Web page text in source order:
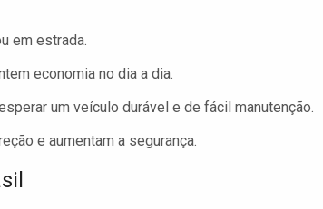
em estrada.
economia no dia a dia.
um veículo durável e de fácil manutenção.
e aumentam a segurança.